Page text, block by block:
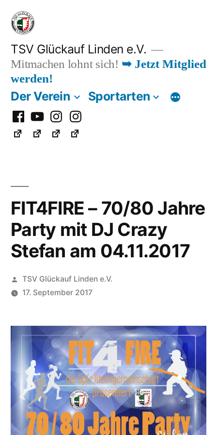
Zum
Inhalt
springen
TSV Glückauf Linden e.V.
Mitmachen lohnt sich! ➥ Jetzt Mitglied
werden!
Der Verein Sportarten
Facebook
YoutubeInstagramInstagram
Fußball
FIT4FIRE – 70/80 Jahre
Party mit DJ Crazy
Stefan am 04.11.2017
Veröffentlicht
von
TSV Glückauf Linden e.V.
17. September 2017